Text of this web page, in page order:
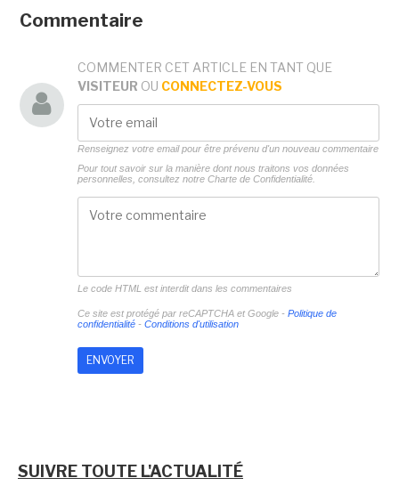
Commentaire
COMMENTER CET ARTICLE EN TANT QUE
VISITEUR OU CONNECTEZ-VOUS
Renseignez votre email pour être prévenu d'un nouveau commentaire
Pour tout savoir sur la manière dont nous traitons vos données
personnelles, consultez notre Charte de Confidentialité.
Le code HTML est interdit dans les commentaires
Ce site est protégé par reCAPTCHA et Google - Politique de
confidentialité- Conditions d'utilisation
SUIVRE TOUTE L'ACTUALITÉ